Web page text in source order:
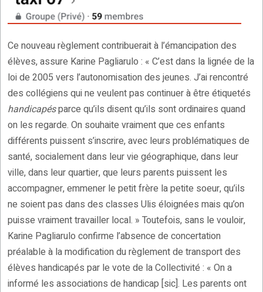
Ce nouveau règlement contribuerait à l’émancipation des
élèves, assure Karine Pagliarulo : « C’est dans la lignée de la
loi de 2005 vers l’autonomisation des jeunes. J’ai rencontré
des collégiens qui ne veulent pas continuer à être étiquetés
handicapésparce qu’ils disent qu’ils sont ordinaires quand
on les regarde. On souhaite vraiment que ces enfants
différents puissent s’inscrire, avec leurs problématiques de
santé, socialement dans leur vie géographique, dans leur
ville, dans leur quartier, que leurs parents puissent les
accompagner, emmener le petit frère la petite soeur, qu’ils
ne soient pas dans des classes Ulis éloignées mais qu’on
puisse vraiment travailler local. » Toutefois, sans le vouloir,
Karine Pagliarulo confirme l’absence de concertation
préalable à la modification du règlement de transport des
élèves handicapés par le vote de la Collectivité : « On a
informé les associations de handicap [sic]. Les parents ont